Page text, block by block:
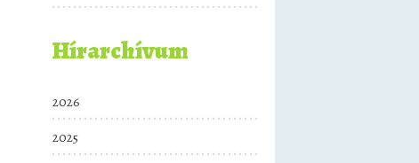
Hírarchívum
2026
2025